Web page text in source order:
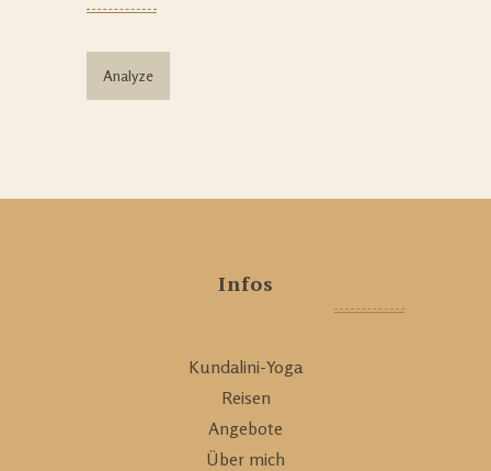
Analyze
Infos
Kundalini-Yoga
Reisen
Angebote
Über mich